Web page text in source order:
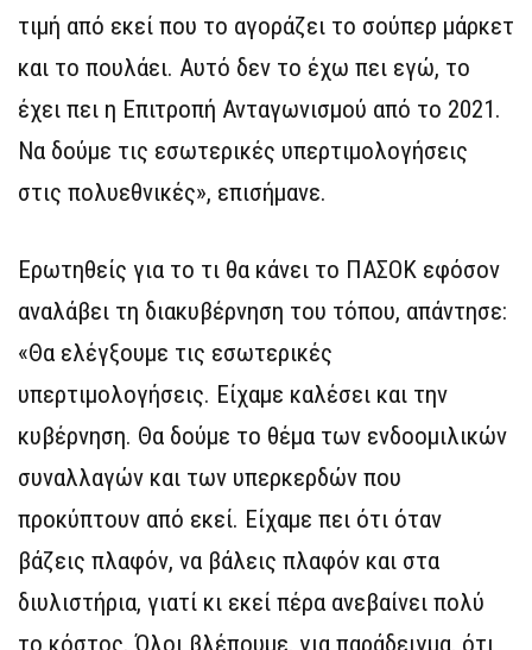
τιμή από εκεί που το αγοράζει το σούπερ μάρκετ
και το πουλάει. Αυτό δεν το έχω πει εγώ, το
έχει πει η Επιτροπή Ανταγωνισμού από το 2021.
Να δούμε τις εσωτερικές υπερτιμολογήσεις
στις πολυεθνικές», επισήμανε.
Ερωτηθείς για το τι θα κάνει το ΠΑΣΟΚ εφόσον
αναλάβει τη διακυβέρνηση του τόπου, απάντησε:
«Θα ελέγξουμε τις εσωτερικές
υπερτιμολογήσεις. Είχαμε καλέσει και την
κυβέρνηση. Θα δούμε το θέμα των ενδοομιλικών
συναλλαγών και των υπερκερδών που
προκύπτουν από εκεί. Είχαμε πει ότι όταν
βάζεις πλαφόν, να βάλεις πλαφόν και στα
διυλιστήρια, γιατί κι εκεί πέρα ανεβαίνει πολύ
το κόστος. Όλοι βλέπουμε, για παράδειγμα, ότι